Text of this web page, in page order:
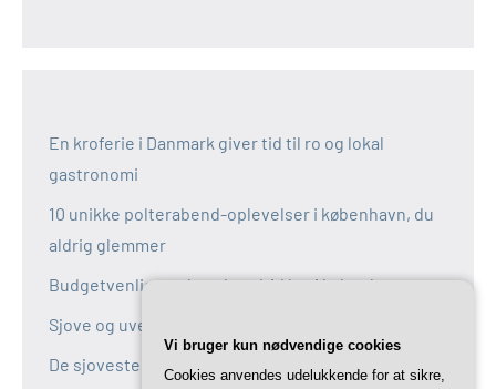
En kroferie i Danmark giver tid til ro og lokal
gastronomi
10 unikke polterabend-oplevelser i københavn, du
aldrig glemmer
Budgetvenlige polterabend-idéer i københavn
Sjove og uventede polterabend-idéer i københavn
De sjoveste aktiviteter til polterabend i københavn
Vi bruger kun nødvendige cookies
Cookies anvendes udelukkende for at sikre,